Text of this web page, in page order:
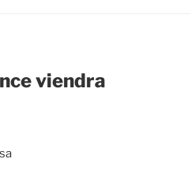
viendra